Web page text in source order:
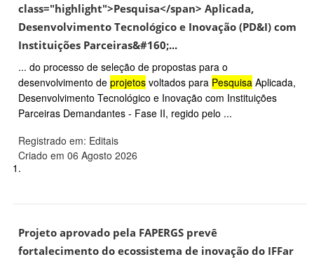
class="highlight">Pesquisa</span> Aplicada,
Desenvolvimento Tecnológico e Inovação (PD&I) com
Instituições Parceiras&#160;...
... do processo de seleção de propostas para o
desenvolvimento de projetos voltados para Pesquisa Aplicada,
Desenvolvimento Tecnológico e Inovação com Instituições
Parceiras Demandantes - Fase II, regido pelo ...
Registrado em: Editais
Criado em 06 Agosto 2026
1.
Projeto aprovado pela FAPERGS prevê
fortalecimento do ecossistema de inovação do IFFar